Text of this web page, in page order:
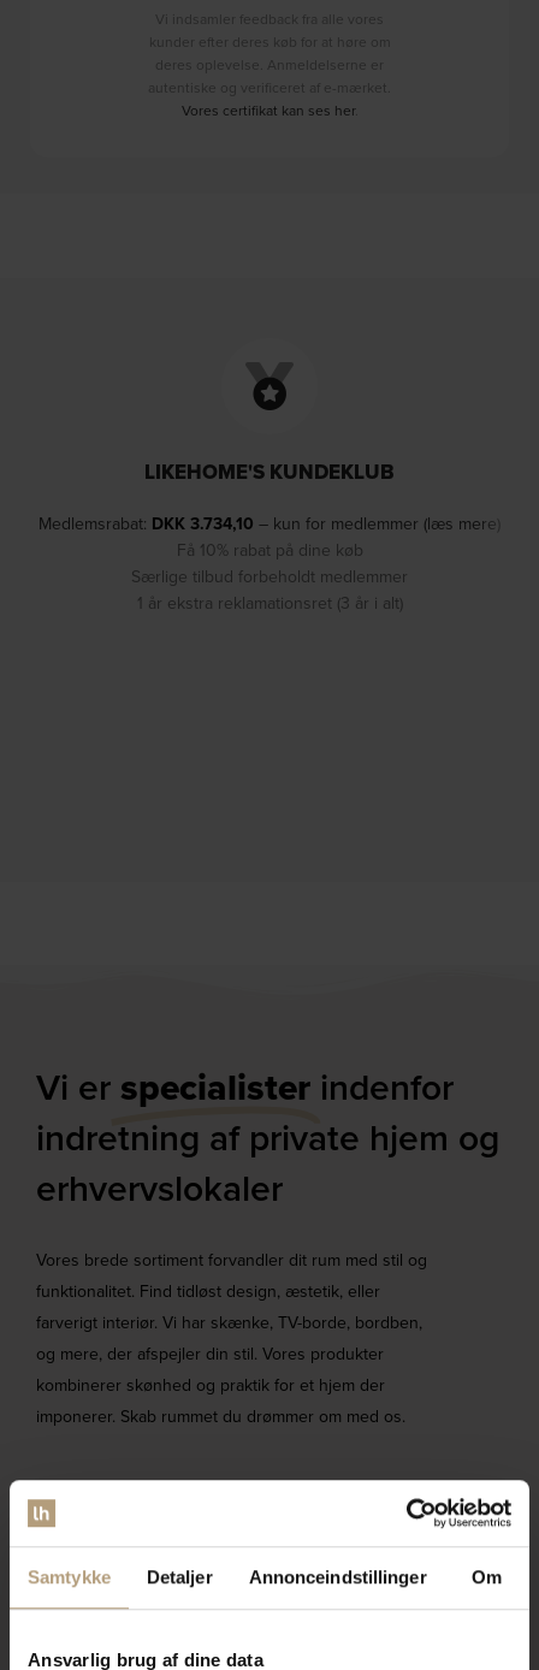
Samtykke Detaljer Annonceindstillinger Om
Ansvarlig brug af dine data
Vi indsamler feedback fra alle vores
kunder efter deres køb for at høre om
deres oplevelse. Anmeldelserne er
autentiske og verificeret af e-mærket.
Vores certifikat kan ses her.
LIKEHOME'S KUNDEKLUB
Medlemsrabat: DKK 3.734,10 – kun for medlemmer (læs mere)
Få 10% rabat på dine køb
Særlige tilbud forbeholdt medlemmer
1 år ekstra reklamationsret (3 år i alt)
Vi er specialister indenfor
indretning af private hjem og
erhvervslokaler​
Vores brede sortiment forvandler dit rum med stil og
funktionalitet. Find tidløst design, æstetik, eller
farverigt interiør. Vi har skænke, TV-borde, bordben,
og mere, der afspejler din stil. Vores produkter
kombinerer skønhed og praktik for et hjem der
imponerer. Skab rummet du drømmer om med os.